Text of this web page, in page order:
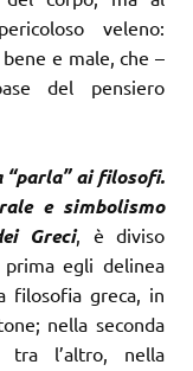
veleno:
e male, che –
del pensiero
“parla” ai filosofi.
e simbolismo
Greci, è diviso
egli delinea
filosofia greca, in
nella seconda
tra l’altro, nella